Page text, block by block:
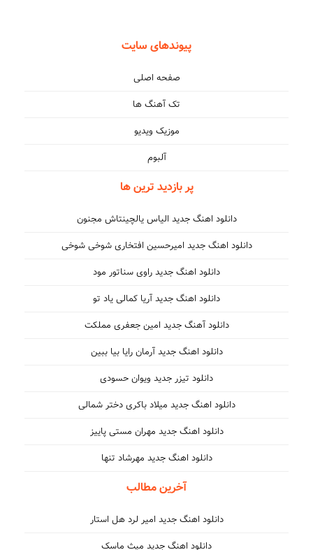
پیوندهای سایت
صفحه اصلی
تک آهنگ ها
موزیک ویدیو
آلبوم
پر بازدید ترین ها
دانلود اهنگ جدید الیاس یالچینتاش مجنون
دانلود اهنگ جدید امیرحسین افتخاری شوخی شوخی
دانلود اهنگ جدید راوی سناتور مود
دانلود اهنگ جدید آریا کمالی یاد تو
دانلود آهنگ جدید امین جعفری مملکت
دانلود اهنگ جدید آرمان رایا بیا ببین
دانلود تیزر جدید ویوان حسودی
دانلود اهنگ جدید میلاد باکری دختر شمالی
دانلود اهنگ جدید مهران مستی پاییز
دانلود اهنگ جدید مهرشاد تنها
آخرین مطالب
دانلود اهنگ جدید امیر لرد هل استار
دانلود اهنگ جدید میث ماسک